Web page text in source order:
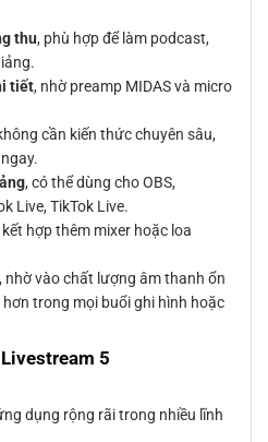
thu, phù hợp để làm podcast,
tiết, nhờ preamp MIDAS và micro
cần kiến thức chuyên sâu,
, có thể dùng cho OBS,
Live, TikTok Live.
kết hợp thêm mixer hoặc loa
nhờ vào chất lượng âm thanh ổn
trong mọi buổi ghi hình hoặc
5
dụng rộng rãi trong nhiều lĩnh